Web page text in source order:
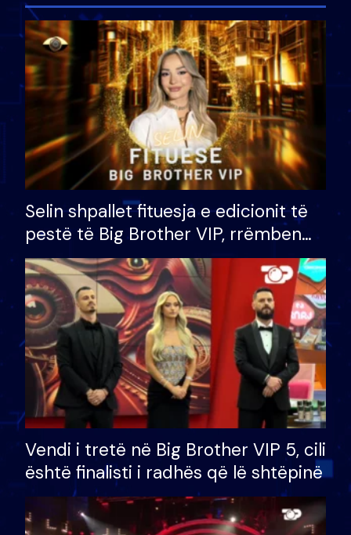
Selin shpallet fituesja e edicionit të
pestë të Big Brother VIP, rrëmben
çmimin e madh prej 100 mijë eurosh
Vendi i tretë në Big Brother VIP 5, cili
është finalisti i radhës që lë shtëpinë